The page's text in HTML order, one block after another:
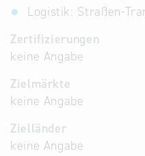
Logistik: Straßen-
Zertifizierungen
keine Angabe
Zielmärkte
keine Angabe
Zielländer
keine Angabe